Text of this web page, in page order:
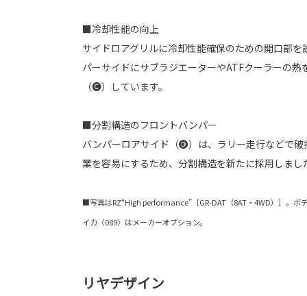
■冷却性能の向上
サイドロアグリルに冷却性能確保のための開口部
パーサイドにサブラジエーターやATFクーラーの
（🅒）しています。
■分割構造のフロントバンパー
バンパーロアサイド（🅓）は、ラリー走行などで
業を容易にするため、分割構造を新たに採用しまし
■写真はRZ“High performance”［GR-DAT（8AT・4WD）］。ボ
イカ〈089〉はメーカーオプション。
リヤデザイン